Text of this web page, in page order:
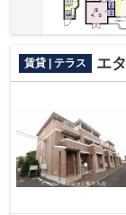
賃貸 | テラス エ